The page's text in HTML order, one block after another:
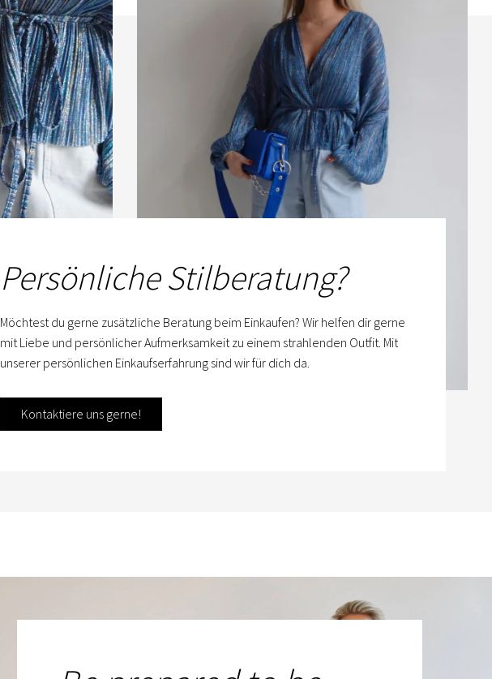
Persönliche Stilberatung?
Möchtest du gerne zusätzliche Beratung beim Einkaufen? Wir helfen dir gerne
mit Liebe und persönlicher Aufmerksamkeit zu einem strahlenden Outfit. Mit
unserer persönlichen Einkaufserfahrung sind wir für dich da.
Kontaktiere uns gerne!